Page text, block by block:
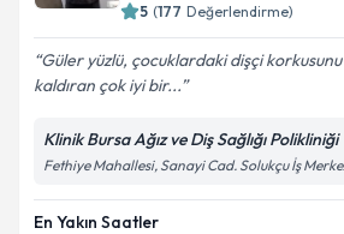
5 (177 Değerlendirme)
Güler yüzlü, çocuklardaki dişçi
kaldıran çok iyi bir...
Klinik Bursa Ağız ve Diş Sağlığı Polikliniği
Fethiye Mahallesi, Sanayi Cad. Solukçu İş
En Yakın Saatler